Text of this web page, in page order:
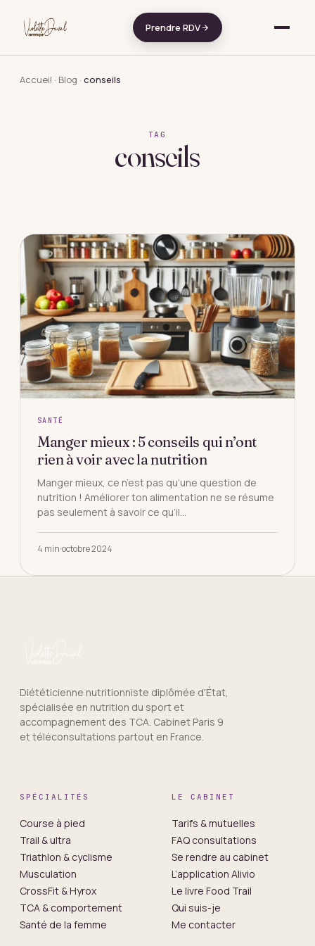
Prendre RDV
Accueil · Blog · conseils
TAG
conseils
SANTÉ
Manger mieux : 5 conseils qui n’ont
rien à voir avec la nutrition
Manger mieux, ce n’est pas qu’une question de
nutrition ! Améliorer ton alimentation ne se résume
pas seulement à savoir ce qu’il…
4 min octobre 2024
Diététicienne nutritionniste diplômée d'État,
spécialisée en nutrition du sport et
accompagnement des TCA. Cabinet Paris 9
et téléconsultations partout en France.
SPÉCIALITÉS
Course à pied
Trail & ultra
Triathlon & cyclisme
Musculation
CrossFit & Hyrox
TCA & comportement
Santé de la femme
LE CABINET
Tarifs & mutuelles
FAQ consultations
Se rendre au cabinet
L’application Alivio
Le livre Food Trail
Qui suis-je
Me contacter